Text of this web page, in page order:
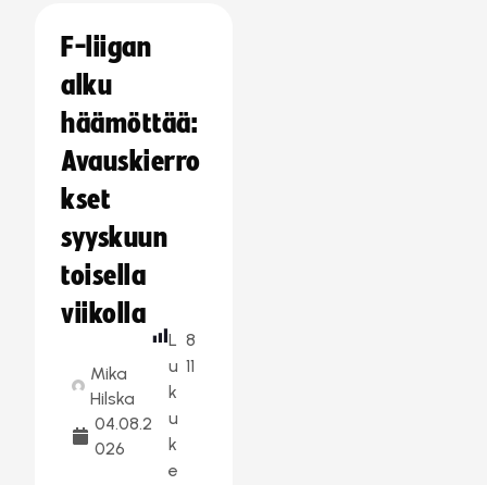
F-liigan
alku
häämöttää:
Avauskierro
kset
syyskuun
toisella
viikolla
Mika
Hilska
04.08.2
026
L
u
k
u
k
e
8
11